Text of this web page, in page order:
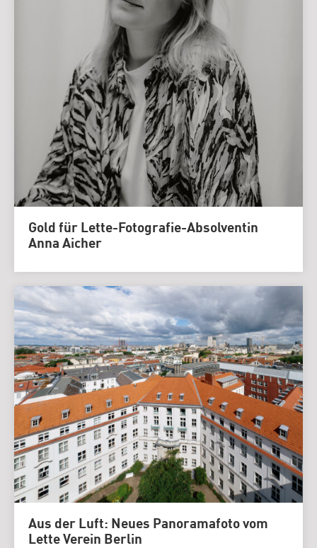
Gold für Lette-Fotografie-Absolventin
Anna Aicher
Aus der Luft: Neues Panoramafoto vom
Lette Verein Berlin